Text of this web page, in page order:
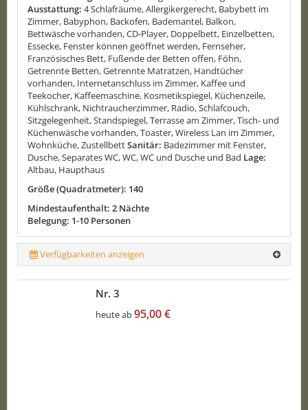
Ausstattung: 4 Schlafräume, Allergikergerecht, Babybett im
Zimmer, Babyphon, Backofen, Bademantel, Balkon,
Bettwäsche vorhanden, CD-Player, Doppelbett, Einzelbetten,
Essecke, Fenster können geöffnet werden, Fernseher,
Französisches Bett, Fußende der Betten offen, Föhn,
Getrennte Betten, Getrennte Matratzen, Handtücher
vorhanden, Internetanschluss im Zimmer, Kaffee und
Teekocher, Kaffeemaschine, Kosmetikspiegel, Küchenzeile,
Kühlschrank, Nichtraucherzimmer, Radio, Schlafcouch,
Sitzgelegenheit, Standspiegel, Terrasse am Zimmer, Tisch- und
Küchenwäsche vorhanden, Toaster, Wireless Lan im Zimmer,
Wohnküche, ZustellbettSanitär: Badezimmer mit Fenster,
Dusche, Separates WC, WC, WC und Dusche und Bad Lage:
Altbau, Haupthaus
Größe (Quadratmeter): 140
Mindestaufenthalt: 2 Nächte
Belegung: 1-10 Personen
Verfügbarkeiten anzeigen
Nr. 3
heute ab95,00 €